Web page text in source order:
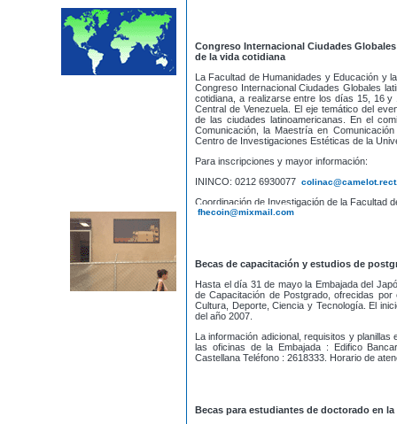
Congreso Internacional Ciudades
de la vida cotidiana
La Facultad de Humanidades y Educación y
Congreso Internacional Ciudades Globales
cotidiana, a realizarse entre los días 15, 16
Central de Venezuela. El eje temático del
de las ciudades latinoamericanas. En el
Comunicación, la Maestría en
Centro de Investigaciones Estéticas de la
Para inscripciones y mayor información:
ININCO: 0212 6930077
Coordinación de Investigación de la Facultad
fhecoin@mixmail.com
Becas de capacitación y estudios de
Hasta el día 31 de mayo la Embajada del
de Capacitación de Postgrado, ofrecidas
Cultura, Deporte, Ciencia y Tecnología. El
del año 2007.
La información adicional, requisitos y
las oficinas de la Embajada : Edifico
Castellana Teléfono : 2618333. Horario de
Becas para estudiantes de doctorado en